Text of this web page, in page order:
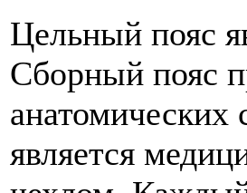
Цельный пояс
Сборный пояс
является